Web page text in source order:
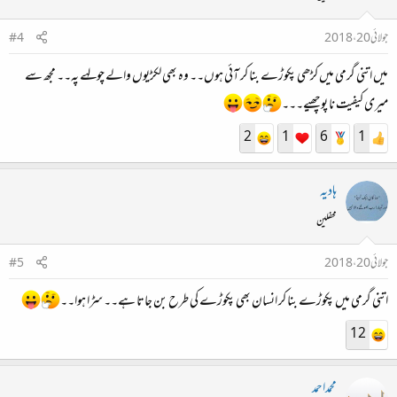
جولائی 20، 2018
#4
میں اتنی گرمی میں کڑھی پکوڑے بنا کر آئی ہوں۔۔ وہ بھی لکڑیوں والے چولہے پہ۔۔ مجھ سے
میری کیفیت نا پوچھیے۔۔۔
1
6
1
2
ہادیہ
محفلین
جولائی 20، 2018
#5
اتنی گرمی میں پکوڑے بنا کر انسان بھی پکوڑے کی طرح بن جاتا ہے۔۔ سڑا ہوا۔۔
12
محمداحمد